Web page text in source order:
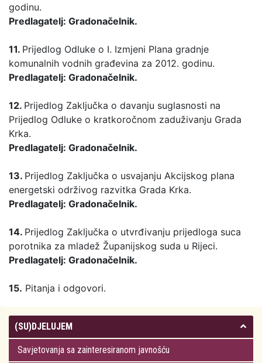
godinu.
Predlagatelj: Gradonačelnik.
11. Prijedlog Odluke o I. Izmjeni Plana gradnje
komunalnih vodnih građevina za 2012. godinu.
Predlagatelj: Gradonačelnik.
12. Prijedlog Zaključka o davanju suglasnosti na
Prijedlog Odluke o kratkoročnom zaduživanju Grada
Krka.
Predlagatelj: Gradonačelnik.
13. Prijedlog Zaključka o usvajanju Akcijskog plana
energetski održivog razvitka Grada Krka.
Predlagatelj: Gradonačelnik.
14. Prijedlog Zaključka o utvrđivanju prijedloga suca
porotnika za mladež Županijskog suda u Rijeci.
Predlagatelj: Gradonačelnik.
15. Pitanja i odgovori.
(SU)DJELUJEM
Savjetovanja sa zainteresiranom javnošću